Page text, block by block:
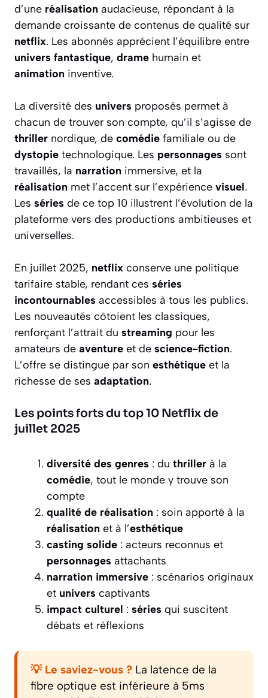
d’une réalisation audacieuse, répondant à la
demande croissante de contenus de qualité sur
netflix. Les abonnés apprécient l’équilibre entre
univers fantastique, drame humain et
animation inventive.
La diversité des univers proposés permet à
chacun de trouver son compte, qu’il s’agisse de
thriller nordique, de comédie familiale ou de
dystopie technologique. Les personnages sont
travaillés, la narration immersive, et la
réalisation met l’accent sur l’expérience visuel.
Les séries de ce top 10 illustrent l’évolution de la
plateforme vers des productions ambitieuses et
universelles.
En juillet 2025, netflix conserve une politique
tarifaire stable, rendant ces séries
incontournables accessibles à tous les publics.
Les nouveautés côtoient les classiques,
renforçant l’attrait du streaming pour les
amateurs de aventure et de science-fiction.
L’offre se distingue par son esthétique et la
richesse de ses adaptation.
Les points forts du top 10 Netflix de
juillet 2025
diversité des genres : du thriller à la
comédie, tout le monde y trouve son
compte
qualité de réalisation : soin apporté à la
réalisation et à l’esthétique
casting solide : acteurs reconnus et
personnages attachants
narration immersive : scénarios originaux
et univers captivants
impact culturel : séries qui suscitent
débats et réflexions
💡 Le saviez-vous ? La latence de la
fibre optique est inférieure à 5ms